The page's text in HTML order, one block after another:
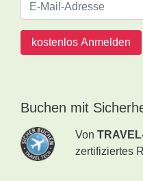
kostenlos Anmelden
Buchen mit
Von
zertifiziertes